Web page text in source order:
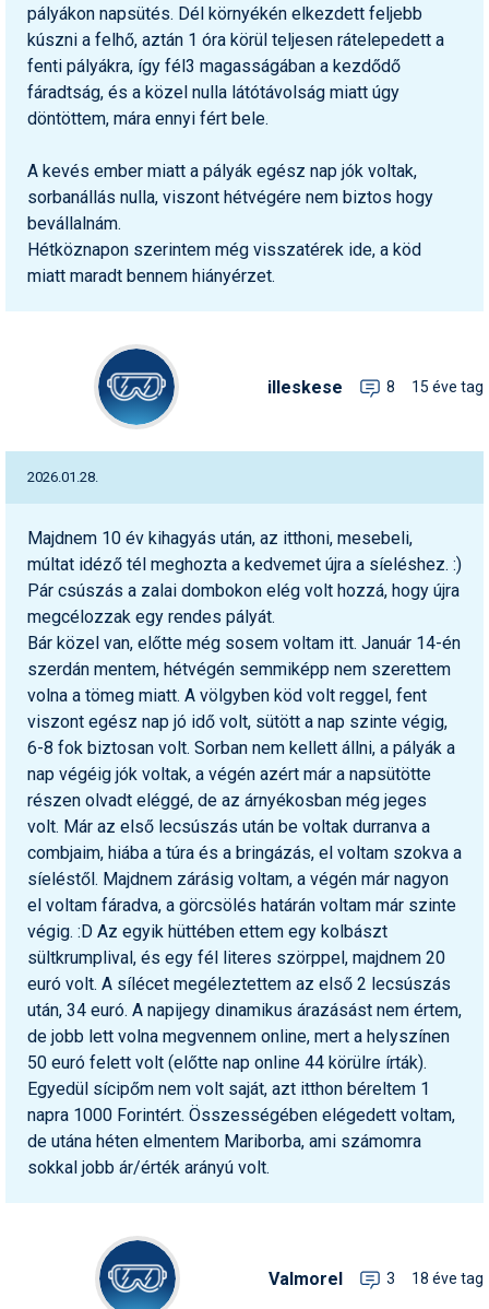
Utasbiztosítás
Utazási tippek
Védőfelszerelés
pályákon napsütés. Dél környékén elkezdett feljebb
kúszni a felhő, aztán 1 óra körül teljesen rátelepedett a
fenti pályákra, így fél3 magasságában a kezdődő
fáradtság, és a közel nulla látótávolság miatt úgy
döntöttem, mára ennyi fért bele.
A kevés ember miatt a pályák egész nap jók voltak,
sorbanállás nulla, viszont hétvégére nem biztos hogy
bevállalnám.
Hétköznapon szerintem még visszatérek ide, a köd
miatt maradt bennem hiányérzet.
illeskese 8 15 éve tag
2026.01.28.
Majdnem 10 év kihagyás után, az itthoni, mesebeli,
múltat idéző tél meghozta a kedvemet újra a síeléshez. :)
Pár csúszás a zalai dombokon elég volt hozzá, hogy újra
megcélozzak egy rendes pályát.
Bár közel van, előtte még sosem voltam itt. Január 14-én
szerdán mentem, hétvégén semmiképp nem szerettem
volna a tömeg miatt. A völgyben köd volt reggel, fent
viszont egész nap jó idő volt, sütött a nap szinte végig,
6-8 fok biztosan volt. Sorban nem kellett állni, a pályák a
nap végéig jók voltak, a végén azért már a napsütötte
részen olvadt eléggé, de az árnyékosban még jeges
volt. Már az első lecsúszás után be voltak durranva a
combjaim, hiába a túra és a bringázás, el voltam szokva a
síeléstől. Majdnem zárásig voltam, a végén már nagyon
el voltam fáradva, a görcsölés határán voltam már szinte
végig. :D Az egyik hüttében ettem egy kolbászt
sültkrumplival, és egy fél literes szörppel, majdnem 20
euró volt. A sílécet megéleztettem az első 2 lecsúszás
után, 34 euró. A napijegy dinamikus árazásást nem értem,
de jobb lett volna megvennem online, mert a helyszínen
50 euró felett volt (előtte nap online 44 körülre írták).
Egyedül sícipőm nem volt saját, azt itthon béreltem 1
napra 1000 Forintért. Összességében elégedett voltam,
de utána héten elmentem Mariborba, ami számomra
sokkal jobb ár/érték arányú volt.
Valmorel 3 18 éve tag